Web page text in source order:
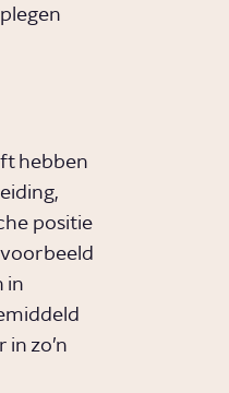
hebben
positie
in
zo’n